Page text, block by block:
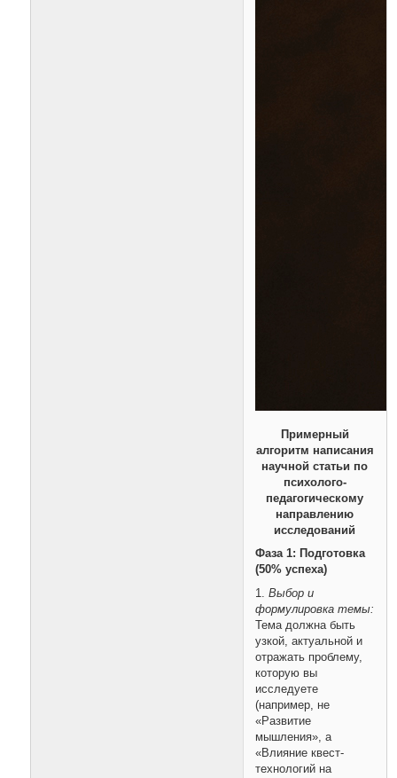
Примерный
алгоритм написания
научной статьи по
психолого-
педагогическому
направлению
исследований
Фаза 1: Подготовка
(50% успеха)
1. Выбор и
формулировка темы:
Тема должна быть
узкой, актуальной и
отражать проблему,
которую вы
исследуете
(например, не
«Развитие
мышления», а
«Влияние квест-
технологий на